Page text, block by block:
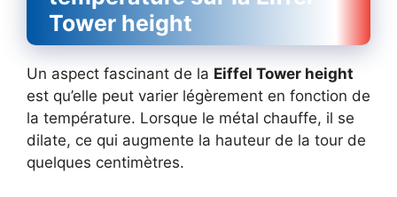
Tower height
Un aspect fascinant de la Eiffel Tower height
est qu’elle peut varier légèrement en fonction de
la température. Lorsque le métal chauffe, il se
dilate, ce qui augmente la hauteur de la tour de
quelques centimètres.